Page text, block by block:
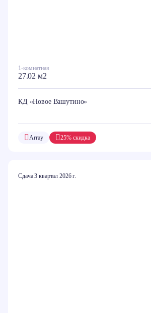
1-комнатная
27.02 м2
КД «Новое Вашутино»
25% скидка
Array
Сдача 3 квартал 2026 г.